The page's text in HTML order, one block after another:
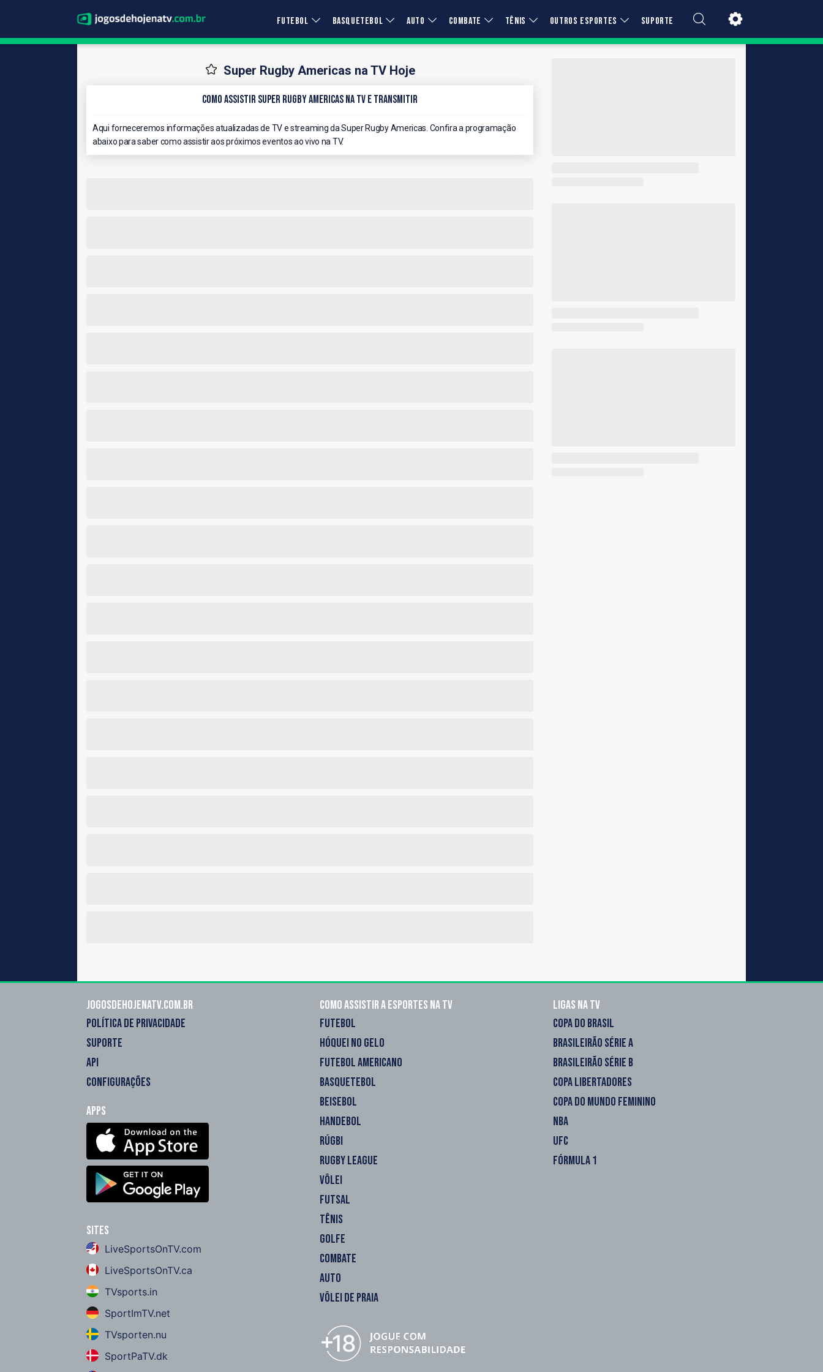
FUTEBOL BASQUETEBOL AUTO COMBATE TÊNIS OUTROS ESPORTES SUPORTE
Super Rugby Americas na TV Hoje
Como Assistir Super Rugby Americas na TV e Transmitir
Aqui forneceremos informações atualizadas de TV e streaming da Super Rugby Americas. Confira a programação
abaixo para saber como assistir aos próximos eventos ao vivo na TV.
Jogosdehojenatv.com.br
POLÍTICA DE PRIVACIDADE
SUPORTE
API
CONFIGURAÇÕES
Apps
Sites
LiveSportsOnTV.com
LiveSportsOnTV.ca
TVsports.in
SportImTV.net
TVsporten.nu
SportPaTV.dk
Como assistir a esportes na TV
FUTEBOL
HÓQUEI NO GELO
FUTEBOL AMERICANO
BASQUETEBOL
BEISEBOL
HANDEBOL
RÚGBI
RUGBY LEAGUE
VÔLEI
FUTSAL
TÊNIS
GOLFE
COMBATE
AUTO
VÔLEI DE PRAIA
Ligas na TV
COPA DO BRASIL
BRASILEIRÃO SÉRIE A
BRASILEIRÃO SÉRIE B
COPA LIBERTADORES
COPA DO MUNDO FEMININO
NBA
UFC
FÓRMULA 1